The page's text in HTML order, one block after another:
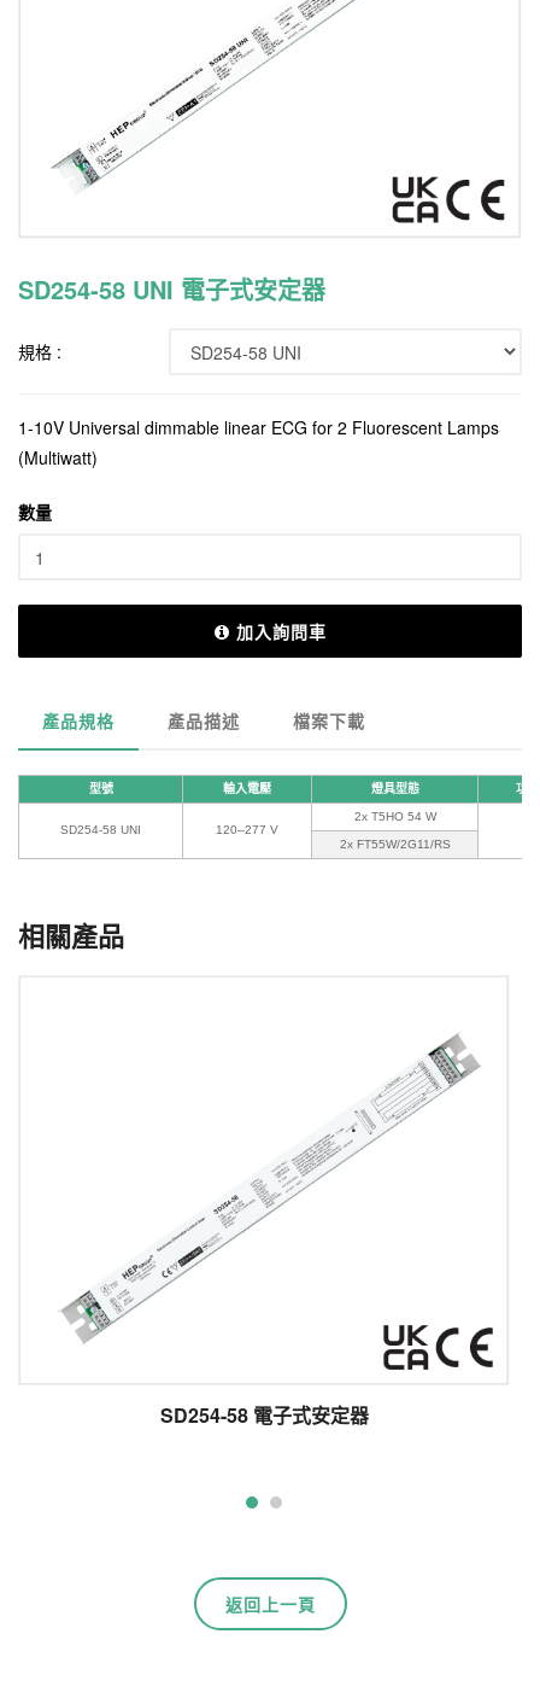
SD254-58 UNI 電子式安定器
規格 :
1-10V Universal dimmable linear ECG for 2 Fluorescent Lamps
(Multiwatt)
數量
加入詢問車
產品規格 產品描述 檔案下載
型號 輸入電壓 燈具型態 功
SD254-58 UNI 120–277 V
2x T5HO 54 W
2x FT55W/2G11/RS
相關產品
SD254-58 電子式安定器
返回上一頁